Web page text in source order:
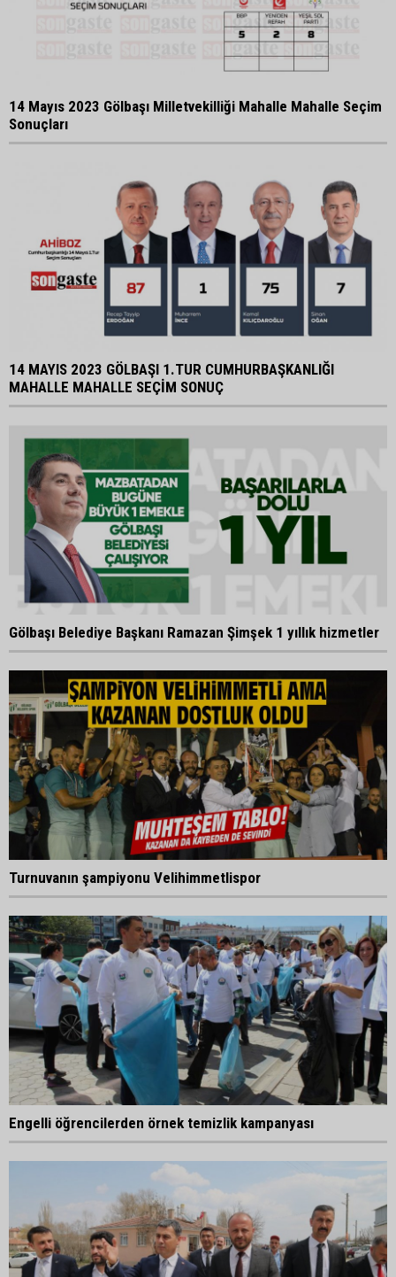
14 Mayıs 2023 Gölbaşı Milletvekilliği Mahalle Mahalle Seçim
Sonuçları
14 MAYIS 2023 GÖLBAŞI 1.TUR CUMHURBAŞKANLIĞI
MAHALLE MAHALLE SEÇİM SONUÇ
Gölbaşı Belediye Başkanı Ramazan Şimşek 1 yıllık hizmetler
Turnuvanın şampiyonu Velihimmetlispor
Engelli öğrencilerden örnek temizlik kampanyası